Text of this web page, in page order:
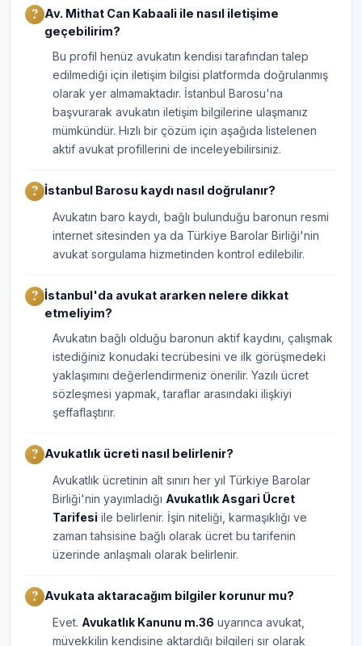
Av. Mithat Can Kabaali ile nasıl iletişime
geçebilirim?
Bu profil henüz avukatın kendisi tarafından talep
edilmediği için iletişim bilgisi platformda doğrulanmış
olarak yer almamaktadır. İstanbul Barosu'na
başvurarak avukatın iletişim bilgilerine ulaşmanız
mümkündür. Hızlı bir çözüm için aşağıda listelenen
aktif avukat profillerini de inceleyebilirsiniz.
İstanbul Barosu kaydı nasıl doğrulanır?
Avukatın baro kaydı, bağlı bulunduğu baronun resmi
internet sitesinden ya da Türkiye Barolar Birliği'nin
avukat sorgulama hizmetinden kontrol edilebilir.
İstanbul'da avukat ararken nelere dikkat
etmeliyim?
Avukatın bağlı olduğu baronun aktif kaydını, çalışmak
istediğiniz konudaki tecrübesini ve ilk görüşmedeki
yaklaşımını değerlendirmeniz önerilir. Yazılı ücret
sözleşmesi yapmak, taraflar arasındaki ilişkiyi
şeffaflaştırır.
Avukatlık ücreti nasıl belirlenir?
Avukatlık ücretinin alt sınırı her yıl Türkiye Barolar
Birliği'nin yayımladığı Avukatlık Asgari Ücret
Tarifesi ile belirlenir. İşin niteliği, karmaşıklığı ve
zaman tahsisine bağlı olarak ücret bu tarifenin
üzerinde anlaşmalı olarak belirlenir.
Avukata aktaracağım bilgiler korunur mu?
Evet. Avukatlık Kanunu m.36 uyarınca avukat,
müvekkilin kendisine aktardığı bilgileri sır olarak